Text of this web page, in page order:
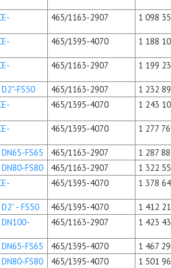
465/1163-2907 1 098
465/1395-4070 1 188
465/1163-2907 1 199
FS50 465/1163-2907 1 232
465/1395-4070 1 243
465/1395-4070 1 277
FS65 465/1163-2907 1 287
FS80
465/1163-2907 1 322
465/1395-4070 1 378
- FS50 465/1395-4070 1 412
DN100-
465/1163-2907 1 423
FS65 465/1395-4070 1 467
FS80
465/1395-4070 1 501